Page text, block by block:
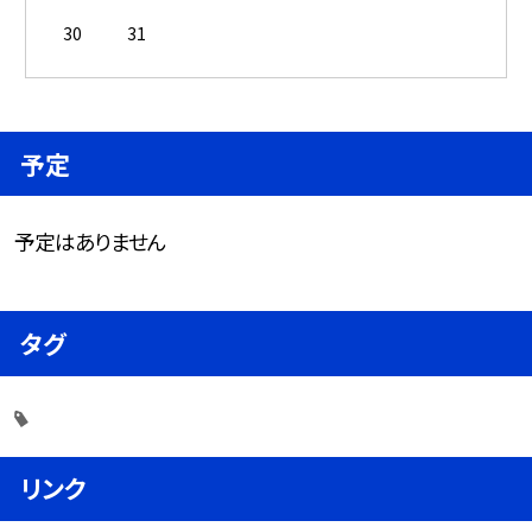
30
31
予定
予定はありません
タグ
リンク